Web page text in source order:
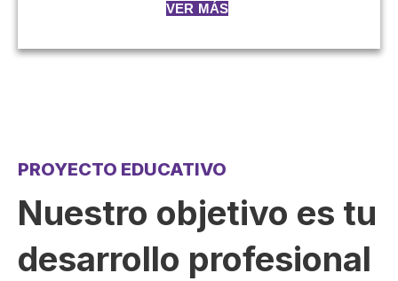
VER MÁS
PROYECTO EDUCATIVO
Nuestro objetivo es tu
desarrollo profesional